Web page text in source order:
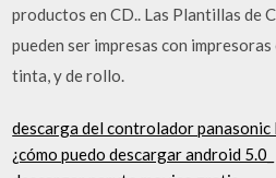
productos en CD.. Las Plantillas de
pueden ser impresas con
tinta, y de rollo.
descarga del controlador panasonic
¿cómo puedo descargar android 5.0_